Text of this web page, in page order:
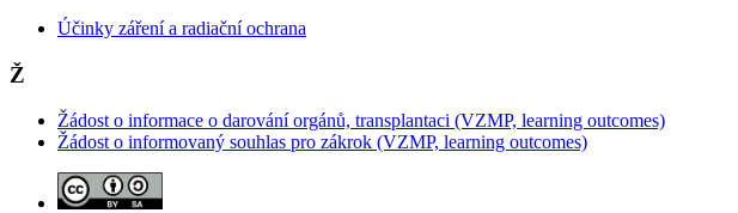
Účinky záření a radiační ochrana
Ž
Žádost o informace o darování orgánů, transplantaci (VZMP, learning outcomes)
Žádost o informovaný souhlas pro zákrok (VZMP, learning outcomes)